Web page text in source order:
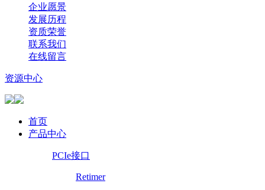
企业愿景
发展历程
资质荣誉
联系我们
在线留言
资源中心
首页
产品中心
PCIe接口
Retimer